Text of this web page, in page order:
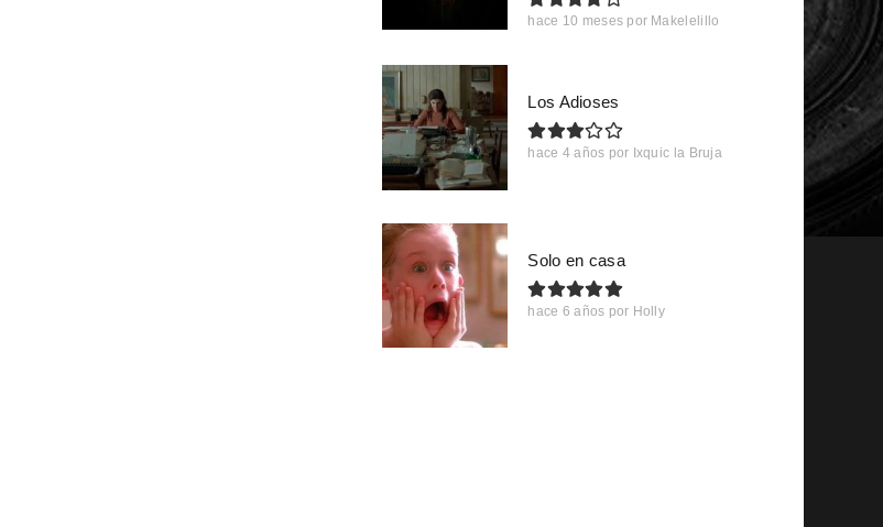
hace 10 meses por Makelelillo
Los Adioses
hace 4 años por Ixquic la Bruja
Solo en casa
hace 6 años por Holly